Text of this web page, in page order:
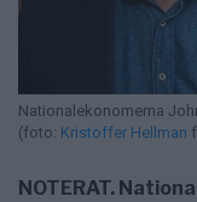
Nationalekonomerna
(foto: Kristoffer Hellman
NOTERAT.